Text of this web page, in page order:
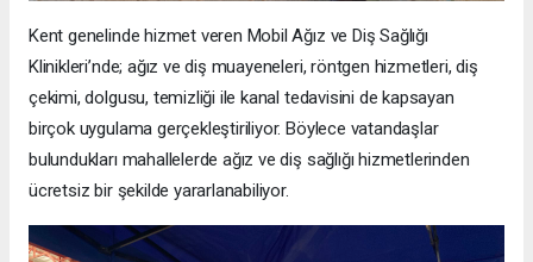
Kent genelinde hizmet veren Mobil Ağız ve Diş Sağlığı
Klinikleri’nde; ağız ve diş muayeneleri, röntgen hizmetleri, diş
çekimi, dolgusu, temizliği ile kanal tedavisini de kapsayan
birçok uygulama gerçekleştiriliyor. Böylece vatandaşlar
bulundukları mahallelerde ağız ve diş sağlığı hizmetlerinden
ücretsiz bir şekilde yararlanabiliyor.